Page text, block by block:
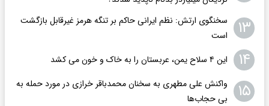
۱۳
سخنگوی ارتش: نظم ایرانی حاکم بر تنگه هرمز غیرقابل بازگشت
است
۱۴ این ۴ سلاح یمن، عربستان را به خاک و خون می کشد
۱۵
واکنش علی مطهری به سخنان محمدباقر خرازی در مورد حمله به
بی حجاب‌ها